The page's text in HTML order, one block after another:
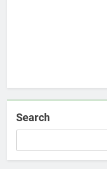
Search